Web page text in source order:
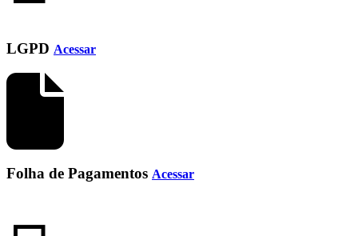
LGPD Acessar
Folha de Pagamentos Acessar